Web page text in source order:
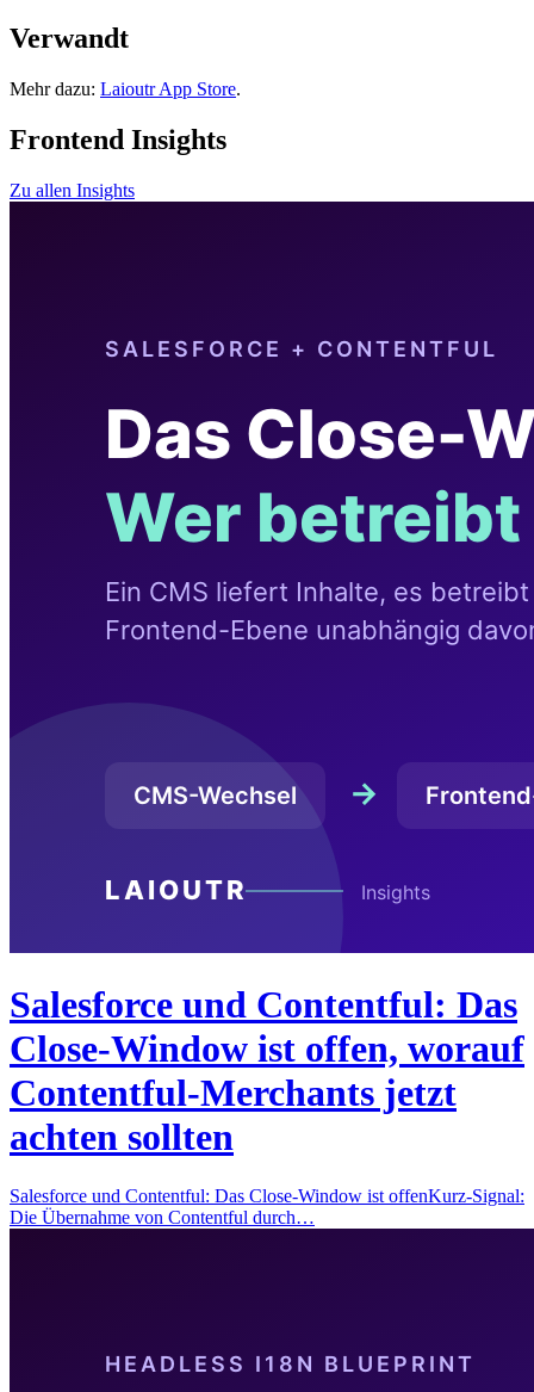
Verwandt
Mehr dazu: Laioutr App Store.
Frontend Insights
Zu allen Insights
Salesforce und Contentful: Das
Close-Window ist offen, worauf
Contentful-Merchants jetzt
achten sollten
Salesforce und Contentful: Das Close-Window ist offenKurz-Signal:
Die Übernahme von Contentful durch…